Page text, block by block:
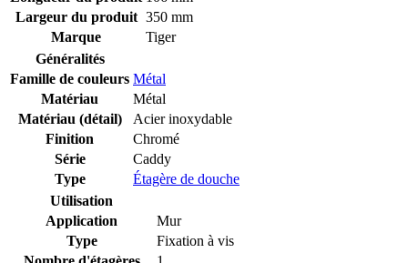
Largeur du produit 350 mm
Marque
Tiger
Généralités
Famille de couleurs Métal
Matériau
Métal
Matériau (détail)
Acier inoxydable
Finition
Chromé
Série
Caddy
Type
Étagère de douche
Utilisation
Application
Mur
Type
Fixation à vis